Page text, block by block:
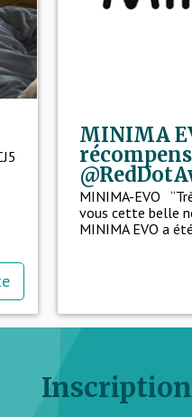
MINIMA
MINIMA-EVO
vous cette belle
MINIMA EVO a